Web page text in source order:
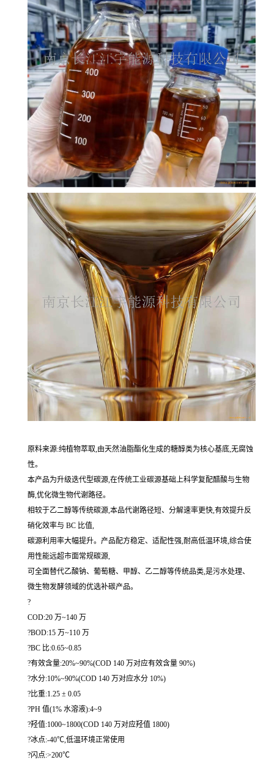
原料来源:纯植物萃取,由天然油脂酯化生成的糖醇类为核心基底,无腐蚀
性。
本产品为升级迭代型碳源,在传统工业碳源基础上科学复配醋酸与生物
酶,优化微生物代谢路径。
相较于乙二醇等传统碳源,本品代谢路径短、分解速率更快,有效提升反
硝化效率与 BC 比值,
碳源利用率大幅提升。产品配方稳定、适配性强,耐高低温环境,综合使
用性能远超市面常规碳源,
可全面替代乙酸钠、葡萄糖、甲醇、乙二醇等传统品类,是污水处理、
微生物发酵领域的优选补碳产品。
?
COD:20 万~140 万
?BOD:15 万~110 万
?BC 比:0.65~0.85
?有效含量:20%~90%(COD 140 万对应有效含量 90%)
?水分:10%~90%(COD 140 万对应水分 10%)
?比重:1.25 ± 0.05
?PH 值(1% 水溶液):4~9
?羟值:1000~1800(COD 140 万对应羟值 1800)
?冰点:-40℃,低温环境正常使用
?闪点:>200℃